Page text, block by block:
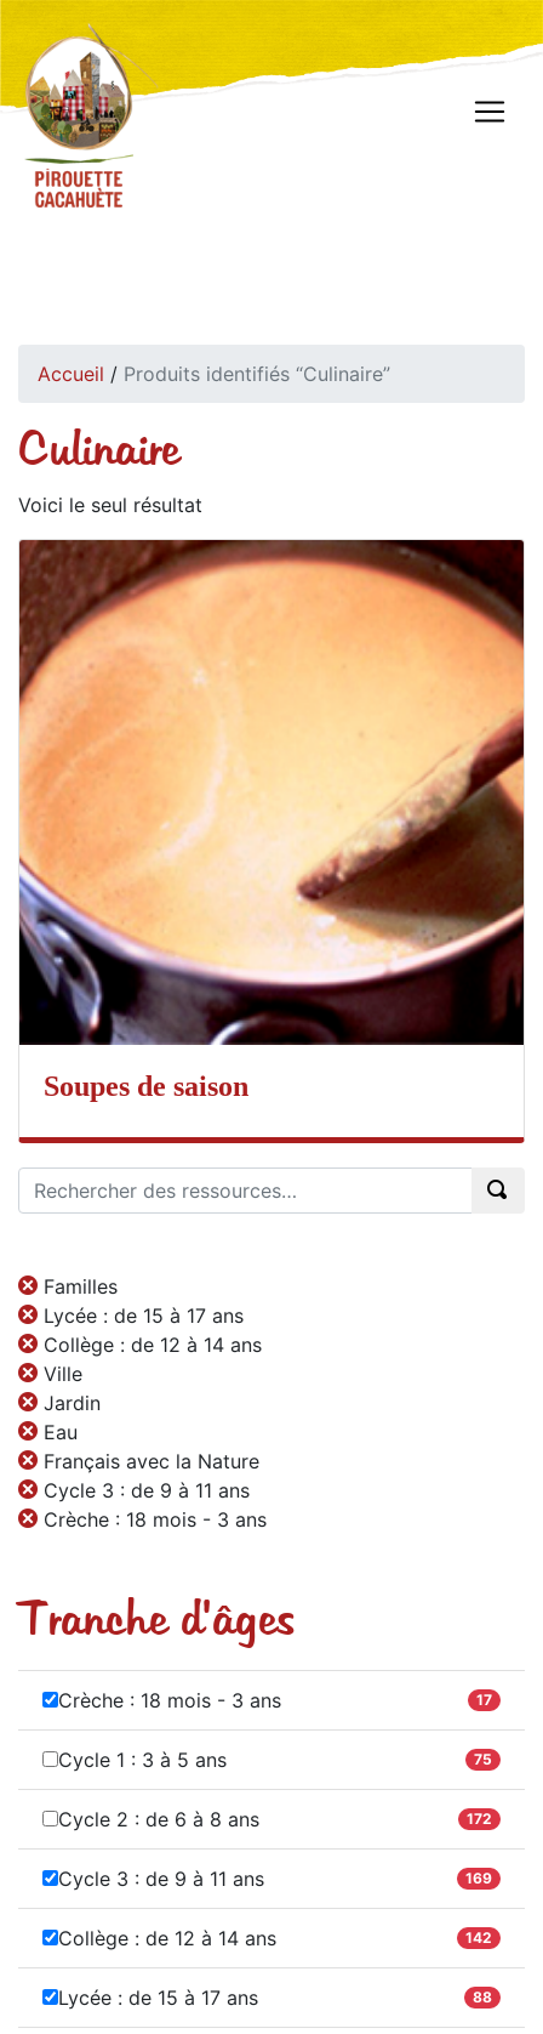
Accueil / Produits identifiés “Culinaire”
Culinaire
Voici le seul résultat
Soupes de saison
Familles
Lycée : de 15 à 17 ans
Collège : de 12 à 14 ans
Ville
Jardin
Eau
Français avec la Nature
Cycle 3 : de 9 à 11 ans
Crèche : 18 mois - 3 ans
Tranche d'âges
Crèche : 18 mois - 3 ans 17
Cycle 1 : 3 à 5 ans 75
Cycle 2 : de 6 à 8 ans 172
Cycle 3 : de 9 à 11 ans 169
Collège : de 12 à 14 ans 142
Lycée : de 15 à 17 ans 88